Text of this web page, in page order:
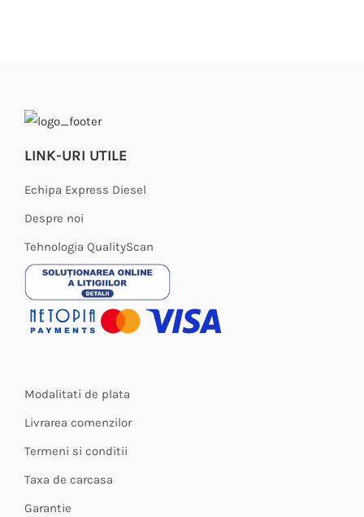
fi
în
pagina
LINK-URI UTILE
Echipa Express Diesel
Despre noi
Tehnologia QualityScan
Modalitati de plata
Livrarea comenzilor
Termeni si conditii
Taxa de carcasa
Garantie